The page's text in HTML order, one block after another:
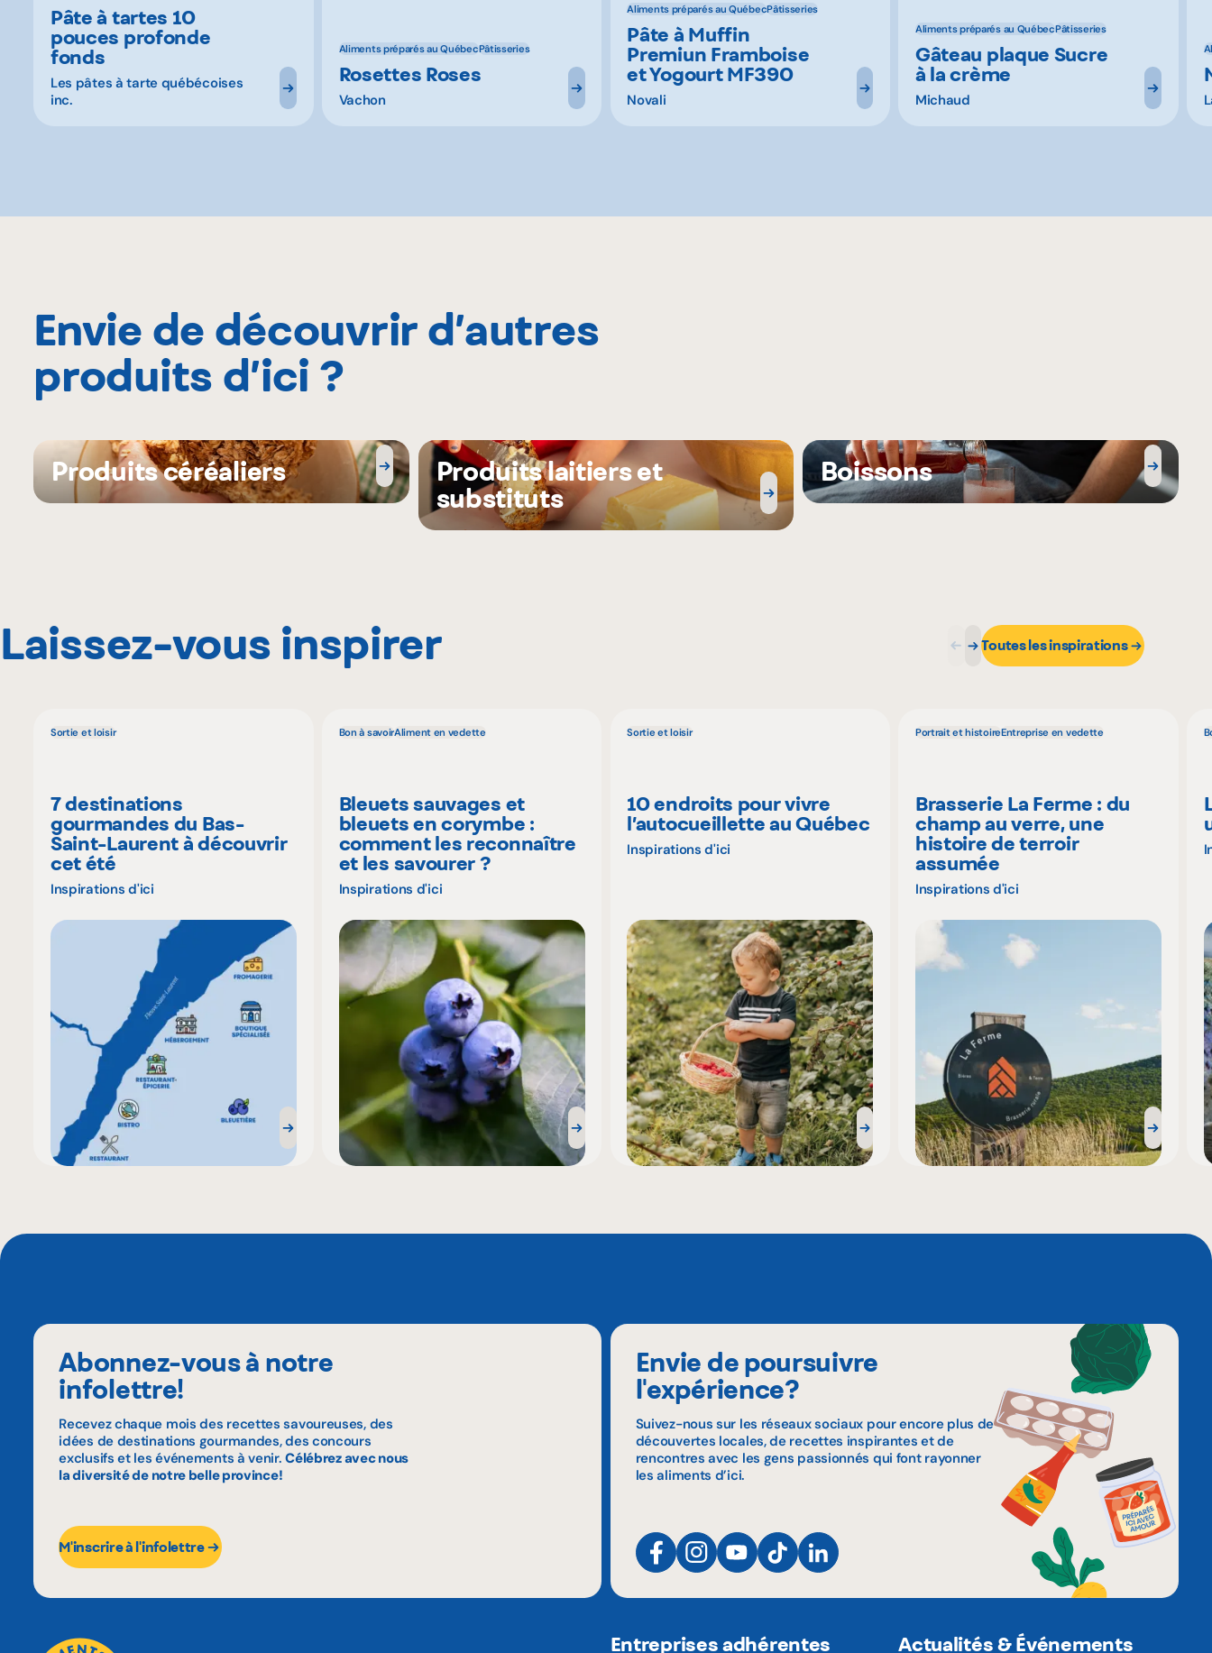
Pâte à tartes 10
pouces profonde
fonds
Les pâtes à tarte québécoises
inc.
Aliments préparés au QuébecPâtisseries
Rosettes Roses
Vachon
Aliments préparés au QuébecPâtisseries
Pâte à Muffin
Premiun Framboise
et Yogourt MF390
Novali
Aliments préparés au QuébecPâtisseries
Gâteau plaque Sucre
à la crème
Michaud
Envie de découvrir d’autres
produits d’ici ?
Produits céréaliers
Produits laitiers et
substituts
Boissons
Laissez-vous inspirer Toutes les inspirations
Sortie et loisir
7 destinations
gourmandes du Bas-
Saint-Laurent à découvrir
cet été
Inspirations d'ici
Bon à savoirAliment en vedette
Bleuets sauvages et
bleuets en corymbe :
comment les reconnaître
et les savourer ?
Inspirations d'ici
Sortie et loisir
10 endroits pour vivre
l’autocueillette au Québec
Inspirations d'ici
Portrait et histoireEntreprise en vedette
Brasserie La Ferme : du
champ au verre, une
histoire de terroir
assumée
Inspirations d'ici
Abonnez-vous à notre
infolettre!
Recevez chaque mois des recettes savoureuses, des
idées de destinations gourmandes, des concours
exclusifs et les événements à venir.Célébrez avec nous
la diversité de notre belle province!
M'inscrire à l'infolettre
Envie de poursuivre
l'expérience?
Suivez-nous sur les réseaux sociaux pour encore plus de
découvertes locales, de recettes inspirantes et de
rencontres avec les gens passionnés qui font rayonner
les aliments d’ici.
Entreprises adhérentes Actualités & Événements